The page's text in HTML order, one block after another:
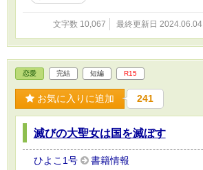
文字数 10,067 最終更新日 2024.06.04
恋愛 完結 短編 R15
お気に入りに追加 241
滅びの大聖女は国を滅ぼす
ひよこ1号 書籍情報